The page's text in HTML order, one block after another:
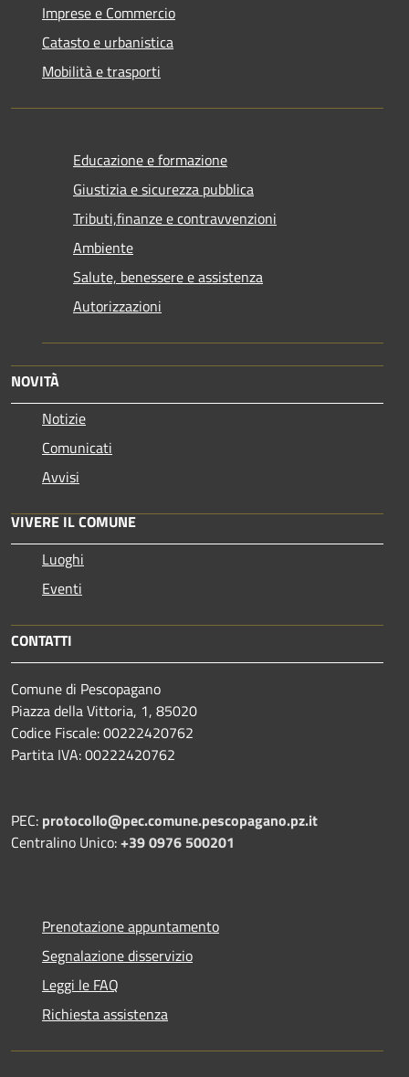
Imprese e Commercio
Catasto e urbanistica
Mobilità e trasporti
Educazione e formazione
Giustizia e sicurezza pubblica
Tributi,finanze e contravvenzioni
Ambiente
Salute, benessere e assistenza
Autorizzazioni
NOVITÀ
Notizie
Comunicati
Avvisi
VIVERE IL COMUNE
Luoghi
Eventi
CONTATTI
Comune di Pescopagano
Piazza della Vittoria, 1, 85020
Codice Fiscale: 00222420762
Partita IVA: 00222420762
PEC: protocollo@pec.comune.pescopagano.pz.it
Centralino Unico:+39 0976 500201
Prenotazione appuntamento
Segnalazione disservizio
Leggi le FAQ
Richiesta assistenza